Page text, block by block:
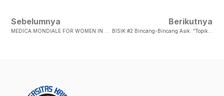
Sebelumnya Berikutnya
BISIK #2 Bincang-Bincang Asik. “Topik : Kupas Program MBKM Melalui Ngobrol Santai Bersama Instansi.”